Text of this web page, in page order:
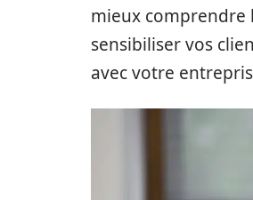
mieux comprendre
sensibiliser vos
avec votre